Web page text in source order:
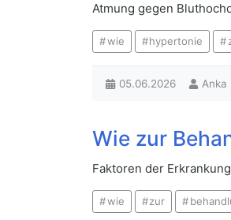
Atmung gegen
wie hypertonie
05.06.2026 Anka
Wie zur
Faktoren der
wie zur